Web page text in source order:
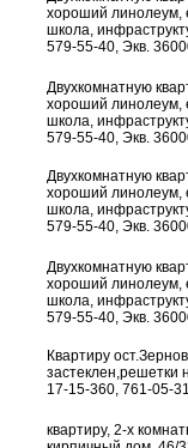
хороший линолеум,
школа,
579-55-40, Экв.
Двухкомнатную
хороший линолеум,
школа,
579-55-40, Экв.
Двухкомнатную
хороший линолеум,
школа,
579-55-40, Экв.
Двухкомнатную
хороший линолеум,
школа,
579-55-40, Экв.
Квартиру
застеклен,решетки
17-15-360, 761-05-
квартиру, 2-х